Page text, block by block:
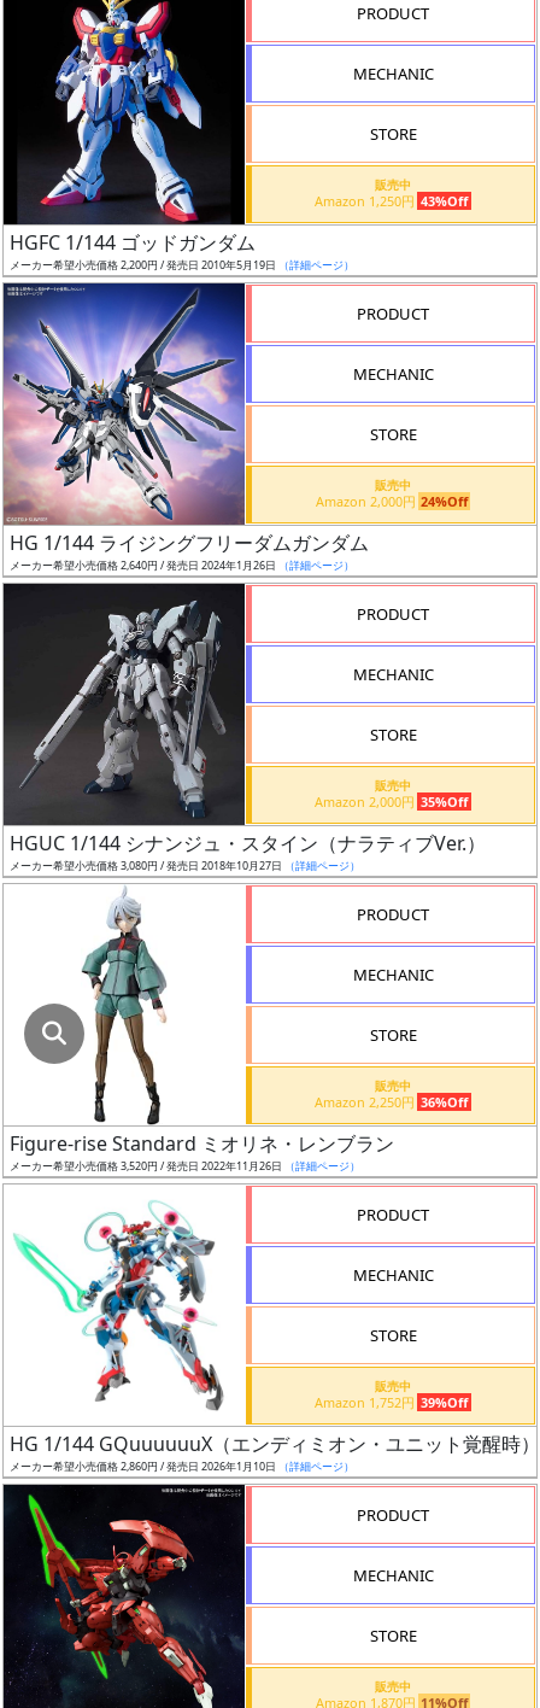
割
引
販
路
店
舗
舗
最
安
ク
ス
ア
ト
ー
タ
ー
品
（β）
PRODUCT
MECHANIC
STORE
販売中
Amazon 1,250円 43%Off
HGFC 1/144 ゴッドガンダム
メーカー希望小売価格 2,200円 / 発売日 2010年5月19日 （詳細ページ）
PRODUCT
MECHANIC
STORE
販売中
Amazon 2,000円 24%Off
HG 1/144 ライジングフリーダムガンダム
メーカー希望小売価格 2,640円 / 発売日 2024年1月26日 （詳細ページ）
PRODUCT
MECHANIC
STORE
販売中
Amazon 2,000円 35%Off
HGUC 1/144 シナンジュ・スタイン（ナラティブVer.）
メーカー希望小売価格 3,080円 / 発売日 2018年10月27日 （詳細ページ）
PRODUCT
MECHANIC
STORE
販売中
Amazon 2,250円 36%Off
Figure-rise Standard ミオリネ・レンブラン
メーカー希望小売価格 3,520円 / 発売日 2022年11月26日 （詳細ページ）
PRODUCT
MECHANIC
STORE
販売中
Amazon 1,752円 39%Off
HG 1/144 GQuuuuuuX（エンディミオン・ユニット覚醒時）
メーカー希望小売価格 2,860円 / 発売日 2026年1月10日 （詳細ページ）
PRODUCT
MECHANIC
STORE
販売中
Amazon 1,870円 11%Off